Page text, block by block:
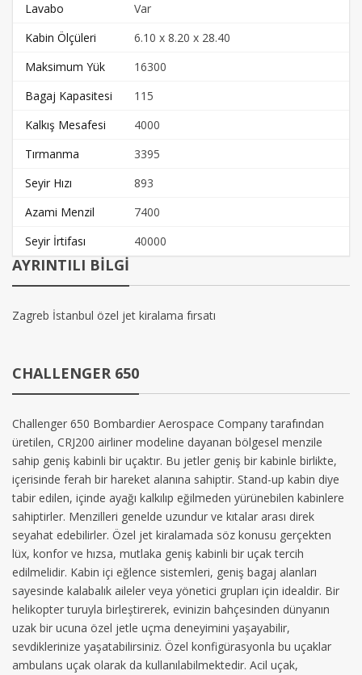
Lavabo
Var
Kabin Ölçüleri
6.10 x 8.20 x 28.40
Maksimum Yük
16300
Bagaj Kapasitesi
115
Kalkış Mesafesi
4000
Tırmanma
3395
Seyir Hızı
893
Azami Menzil
7400
Seyir İrtifası
40000
AYRINTILI BİLGİ
Zagreb İstanbul özel jet kiralama fırsatı
CHALLENGER 650
Challenger 650 Bombardier Aerospace Company tarafından
üretilen, CRJ200 airliner modeline dayanan bölgesel menzile
sahip geniş kabinli bir uçaktır. Bu jetler geniş bir kabinle birlikte,
içerisinde ferah bir hareket alanına sahiptir. Stand-up kabin diye
tabir edilen, içinde ayağı kalkılıp eğilmeden yürünebilen kabinlere
sahiptirler. Menzilleri genelde uzundur ve kıtalar arası direk
seyahat edebilirler. Özel jet kiralamada söz konusu gerçekten
lüx, konfor ve hızsa, mutlaka geniş kabinli bir uçak tercih
edilmelidir. Kabin içi eğlence sistemleri, geniş bagaj alanları
sayesinde kalabalık aileler veya yönetici grupları için idealdir. Bir
helikopter turuyla birleştirerek, evinizin bahçesinden dünyanın
uzak bir ucuna özel jetle uçma deneyimini yaşayabilir,
sevdiklerinize yaşatabilirsiniz. Özel konfigürasyonla bu uçaklar
ambulans uçak olarak da kullanılabilmektedir. Acil uçak,